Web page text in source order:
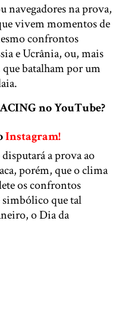
navegadores na prova,
vivem momentos de
confrontos
e Ucrânia, ou, mais
batalham por um
no YouTube?
Instagram!
a prova ao
porém, que o clima
os confrontos
que tal
o Dia da